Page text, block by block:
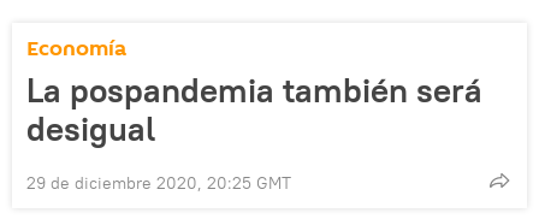
Economía
La pospandemia también será
desigual
29 de diciembre 2020, 20:25 GMT